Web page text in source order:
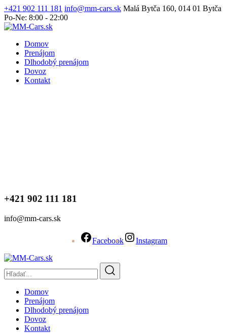
+421 902 111 181 info@mm-cars.sk Malá Bytča 160, 014 01 Bytča
Po-Ne: 8:00 - 22:00
Domov
Prenájom
Dlhodobý prenájom
Dovoz
Kontakt
+421 902 111 181
info@mm-cars.sk
Facebook Instagram
Domov
Prenájom
Dlhodobý prenájom
Dovoz
Kontakt